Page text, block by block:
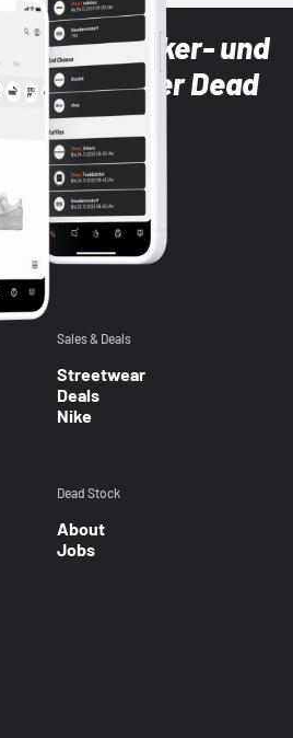
Sneaker- und
mit der Dead
Sales & Deals
Streetwear
Deals
Nike
Dead Stock
About
Jobs